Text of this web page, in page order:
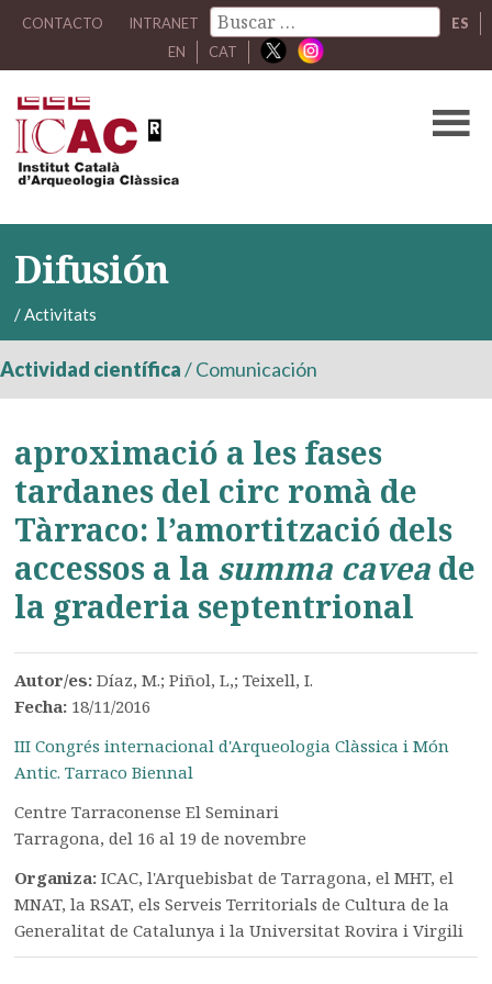
CONTACTO INTRANET
ES
EN
CAT
Difusión
/Activitats
Actividad científica/Comunicación
aproximació a les fases
tardanes del circ romà de
Tàrraco: l’amortització dels
accessos a la summa cavea de
la graderia septentrional
Autor/es:Díaz, M.; Piñol, L,; Teixell, I.
Fecha: 18/11/2016
III Congrés internacional d'Arqueologia Clàssica i Món
Antic. Tarraco Biennal
Centre Tarraconense El Seminari
Tarragona, del 16 al 19 de novembre
Organiza:ICAC, l'Arquebisbat de Tarragona, el MHT, el
MNAT, la RSAT, els Serveis Territorials de Cultura de la
Generalitat de Catalunya i la Universitat Rovira i Virgili